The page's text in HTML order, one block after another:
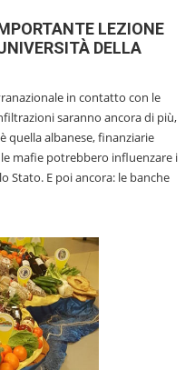
LEZIONE
DELLA
in contatto con le
saranno ancora di più,
quella albanese, finanziarie
mafie potrebbero influenzare i
Stato. E poi ancora: le banche